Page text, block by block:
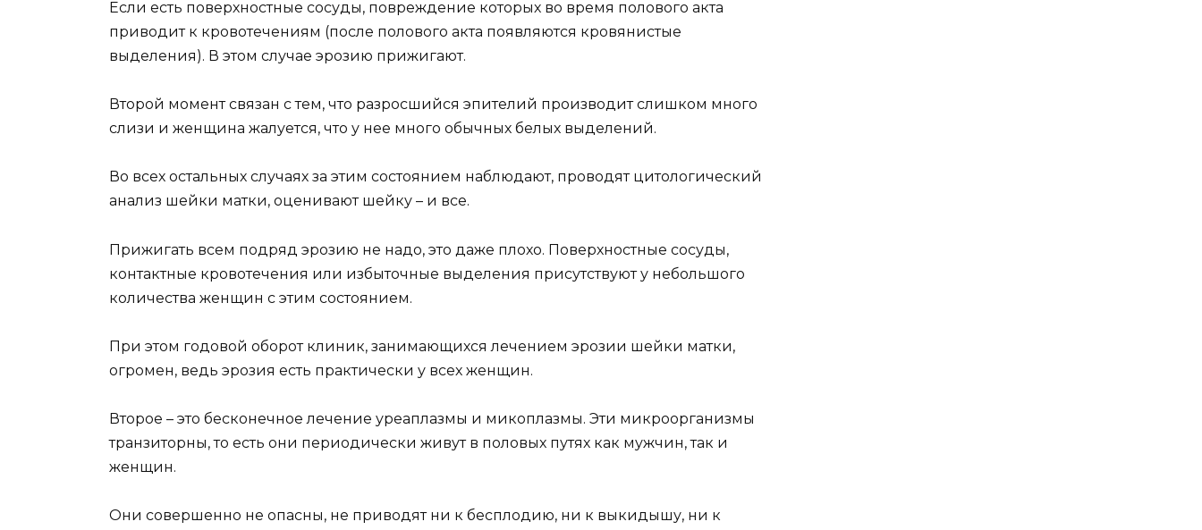
Если есть поверхностные сосуды, повреждение которых во время полового акта
приводит к кровотечениям (после полового акта появляются кровянистые
выделения). В этом случае эрозию прижигают.
Второй момент связан с тем, что разросшийся эпителий производит слишком много
слизи и женщина жалуется, что у нее много обычных белых выделений.
Во всех остальных случаях за этим состоянием наблюдают, проводят цитологический
анализ шейки матки, оценивают шейку – и все.
Прижигать всем подряд эрозию не надо, это даже плохо. Поверхностные сосуды,
контактные кровотечения или избыточные выделения присутствуют у небольшого
количества женщин с этим состоянием.
При этом годовой оборот клиник, занимающихся лечением эрозии шейки матки,
огромен, ведь эрозия есть практически у всех женщин.
Второе – это бесконечное лечение уреаплазмы и микоплазмы. Эти микроорганизмы
транзиторны, то есть они периодически живут в половых путях как мужчин, так и
женщин.
Они совершенно не опасны, не приводят ни к бесплодию, ни к выкидышу, ни к